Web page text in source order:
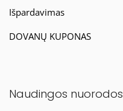
Išpardavimas
DOVANŲ KUPONAS
Naudingos nuorodos